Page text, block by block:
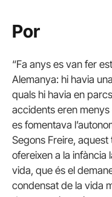
Por
“Fa anys es van fer
Alemanya: hi havia
quals hi havia en
accidents eren menys
es fomentava
Segons Freire, aquest
ofereixen a la infància
vida, que és el
condensat de la vida